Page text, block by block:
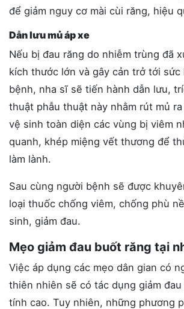
để giảm nguy cơ mài cùi răng, hiệu
Dẫn lưu mủ áp xe
Nếu bị đau răng do nhiễm trùng đã
kích thước lớn và gây cản trở tới sức
bệnh, nha sĩ sẽ tiến hành dẫn lưu,
thuật phẫu thuật này nhằm rút mủ
vệ sinh toàn diện các vùng bị viêm
quanh, khép miệng vết thương để
làm lành.
Sau cùng người bệnh sẽ được
loại thuốc chống viêm, chống phù
sinh, giảm đau.
Mẹo giảm đau buốt răng tại
Việc áp dụng các mẹo dân gian có
thiên nhiên sẽ có tác dụng giảm
tính cao. Tuy nhiên, những phương